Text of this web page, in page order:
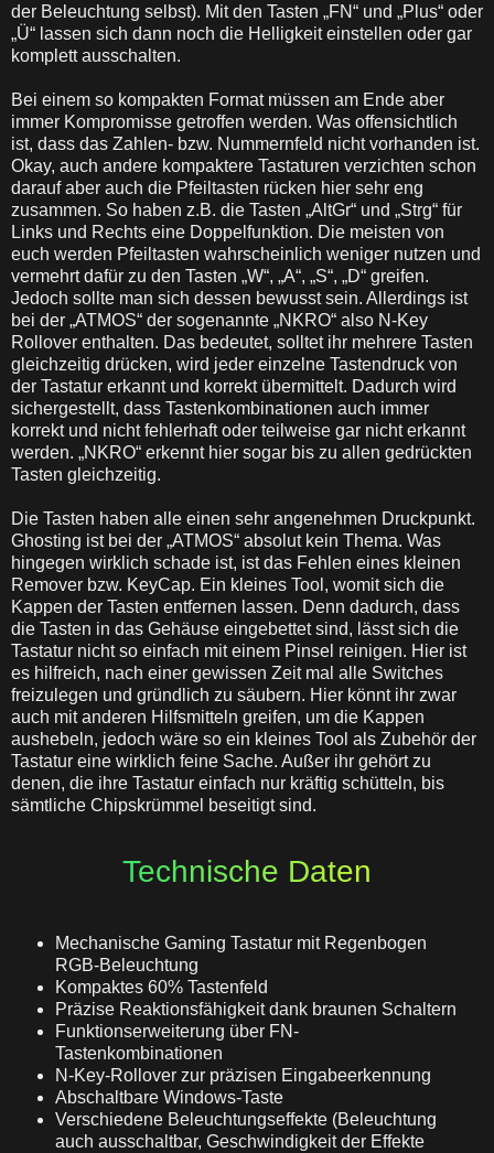
der Beleuchtung selbst). Mit den Tasten „FN“ und „Plus“ oder
„Ü“ lassen sich dann noch die Helligkeit einstellen oder gar
komplett ausschalten.
Bei einem so kompakten Format müssen am Ende aber
immer Kompromisse getroffen werden. Was offensichtlich
ist, dass das Zahlen- bzw. Nummernfeld nicht vorhanden ist.
Okay, auch andere kompaktere Tastaturen verzichten schon
darauf aber auch die Pfeiltasten rücken hier sehr eng
zusammen. So haben z.B. die Tasten „AltGr“ und „Strg“ für
Links und Rechts eine Doppelfunktion. Die meisten von
euch werden Pfeiltasten wahrscheinlich weniger nutzen und
vermehrt dafür zu den Tasten „W“, „A“, „S“, „D“ greifen.
Jedoch sollte man sich dessen bewusst sein. Allerdings ist
bei der „ATMOS“ der sogenannte „NKRO“ also N-Key
Rollover enthalten. Das bedeutet, solltet ihr mehrere Tasten
gleichzeitig drücken, wird jeder einzelne Tastendruck von
der Tastatur erkannt und korrekt übermittelt. Dadurch wird
sichergestellt, dass Tastenkombinationen auch immer
korrekt und nicht fehlerhaft oder teilweise gar nicht erkannt
werden. „NKRO“ erkennt hier sogar bis zu allen gedrückten
Tasten gleichzeitig.
Die Tasten haben alle einen sehr angenehmen Druckpunkt.
Ghosting ist bei der „ATMOS“ absolut kein Thema. Was
hingegen wirklich schade ist, ist das Fehlen eines kleinen
Remover bzw. KeyCap. Ein kleines Tool, womit sich die
Kappen der Tasten entfernen lassen. Denn dadurch, dass
die Tasten in das Gehäuse eingebettet sind, l ässt sich die
Tastatur nicht so einfach mit einem Pinsel reinigen. Hier ist
es hilfreich, nach einer gewissen Zeit mal alle Switches
freizulegen und gründlich zu säubern. Hier könnt ihr zwar
auch mit anderen Hilfsmitteln greifen, um die Kappen
aushebeln, jedoch wäre so ein kleines Tool als Zubehör der
Tastatur eine wirklich feine Sache. Außer ihr gehört zu
denen, die ihre Tastatur einfach nur kräftig schütteln, bis
sämtliche Chipskrümmel beseitigt sind.
Technische Daten
Mechanische Gaming Tastatur mit Regenbogen
RGB-Beleuchtung
Kompaktes 60% Tastenfeld
Präzise Reaktionsfähigkeit dank braunen Schaltern
Funktionserweiterung über FN-
Tastenkombinationen
N-Key-Rollover zur präzisen Eingabeerkennung
Abschaltbare Windows-Taste
Verschiedene Beleuchtungseffekte (Beleuchtung
auch ausschaltbar, Geschwindigkeit der Effekte